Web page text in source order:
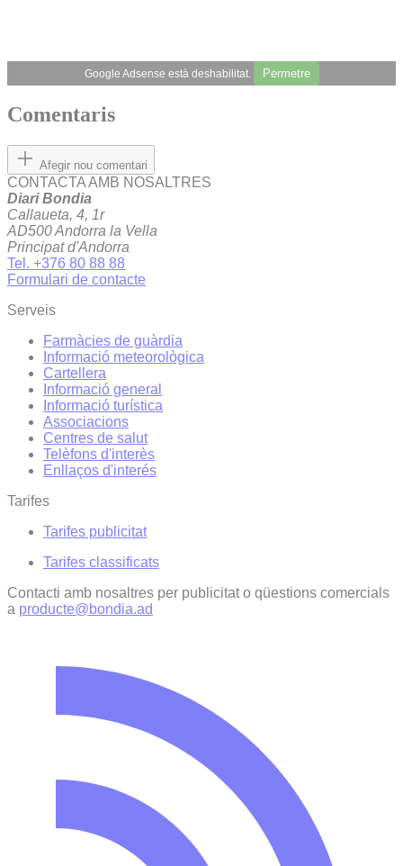
Google Adsense està deshabilitat. Permetre
Comentaris
Afegir nou comentari
CONTACTA AMB NOSALTRES
Diari Bondia
Callaueta, 4, 1r
AD500 Andorra la Vella
Principat d'Andorra
Tel. +376 80 88 88
Formulari de contacte
Serveis
Farmàcies de guàrdia
Informació meteorològica
Cartellera
Informació general
Informació turística
Associacions
Centres de salut
Telèfons d'interès
Enllaços d'interés
Tarifes
Tarifes publicitat
Tarifes classificats
Contacti amb nosaltres per publicitat o qüestions comercials
a producte@bondia.ad